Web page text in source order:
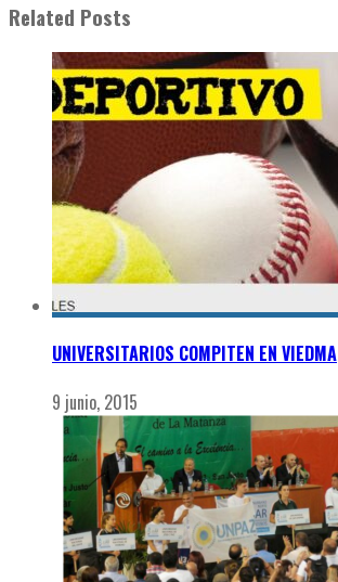
Related Posts
UNIVERSITARIOS COMPITEN EN VIEDMA
9 junio, 2015